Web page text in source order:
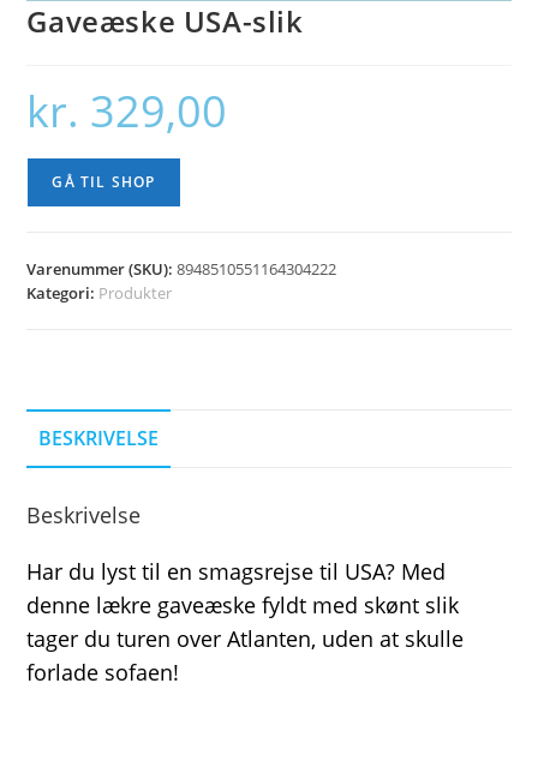
Gaveæske USA-slik
kr. 329,00
GÅ TIL SHOP
Varenummer (SKU):8948510551164304222
Kategori: Produkter
BESKRIVELSE
Beskrivelse
Har du lyst til en smagsrejse til USA? Med
denne lækre gaveæske fyldt med skønt slik
tager du turen over Atlanten, uden at skulle
forlade sofaen!